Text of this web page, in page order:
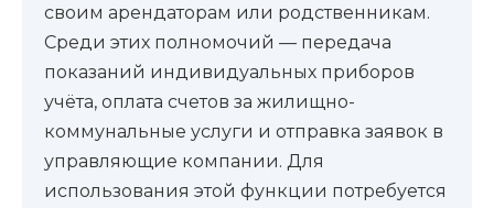
своим арендаторам или родственникам.
Среди этих полномочий — передача
показаний индивидуальных приборов
учёта, оплата счетов за жилищно-
коммунальные услуги и отправка заявок в
управляющие компании. Для
использования этой функции потребуется